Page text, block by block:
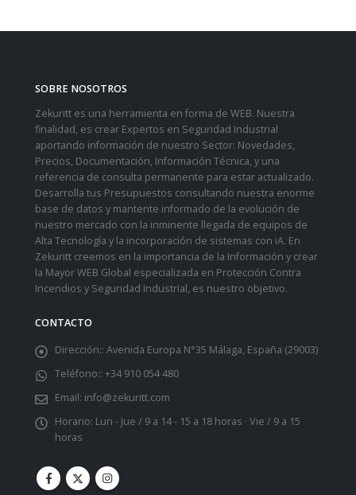
SOBRE NOSOTROS
Zekuritt es una herramienta en forma de WEB. Nuestra
finalidad, es crear Expertos en Seguridad Industrial
aportando información de nuestro Sector: Novedades,
Precios, Documentación, Información Técnica, y una
referencia de consulta permanente para estar actualizado.
Desarrolla tus Presupuestos consultando nuestra enorme
base de datos y mantente informado de la evolución de
nuestro mercado con la inminente llegada de equipos de
Alta Tecnología y la incorporación de sistemas con iA. En
Zekuritt creemos en la importancia de la Información y crear
la Mayor WEB Global especializada en Protección Contra
Incendios y Seguridad Industrial, es nuestro objetivo.
CONTACTO
Dirección:: Avenida Europa N°35 Málaga, España (29003)
Teléfono:: +34 910 054 480
Email: info@zekuritt.com
Horario: Lun - Jue / 9 a 14 - 15 a 18 horas · Vie / 9 a 15
horas